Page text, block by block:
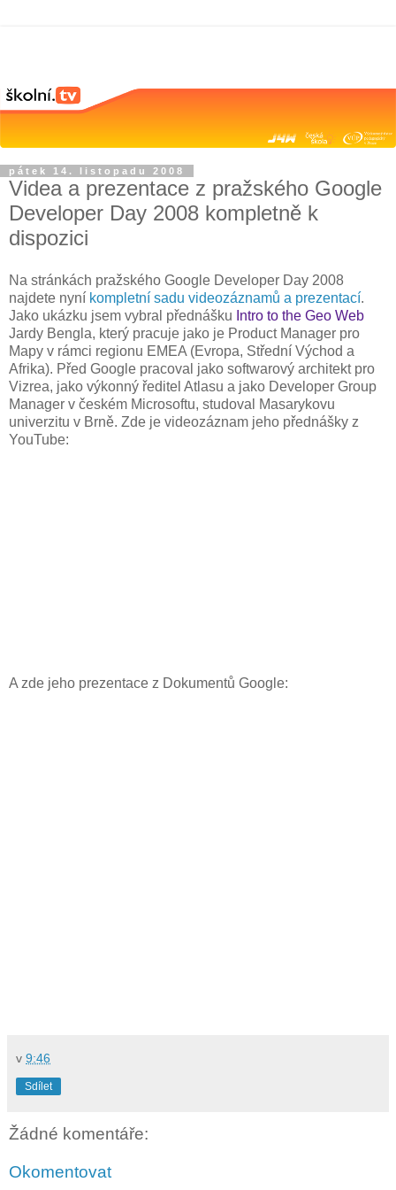
pátek 14. listopadu 2008
Videa a prezentace z pražského Google
Developer Day 2008 kompletně k
dispozici
Na stránkách pražského Google Developer Day 2008
najdete nyní kompletní sadu videozáznamů a prezentací.
Jako ukázku jsem vybral přednášku Intro to the Geo Web
Jardy Bengla, který pracuje jako je Product Manager pro
Mapy v rámci regionu EMEA (Evropa, Střední Východ a
Afrika). Před Google pracoval jako softwarový architekt pro
Vizrea, jako výkonný ředitel Atlasu a jako Developer Group
Manager v českém Microsoftu, studoval Masarykovu
univerzitu v Brně. Zde je videozáznam jeho přednášky z
YouTube:
A zde jeho prezentace z Dokumentů Google:
v 9:46
Sdílet
Žádné komentáře:
Okomentovat